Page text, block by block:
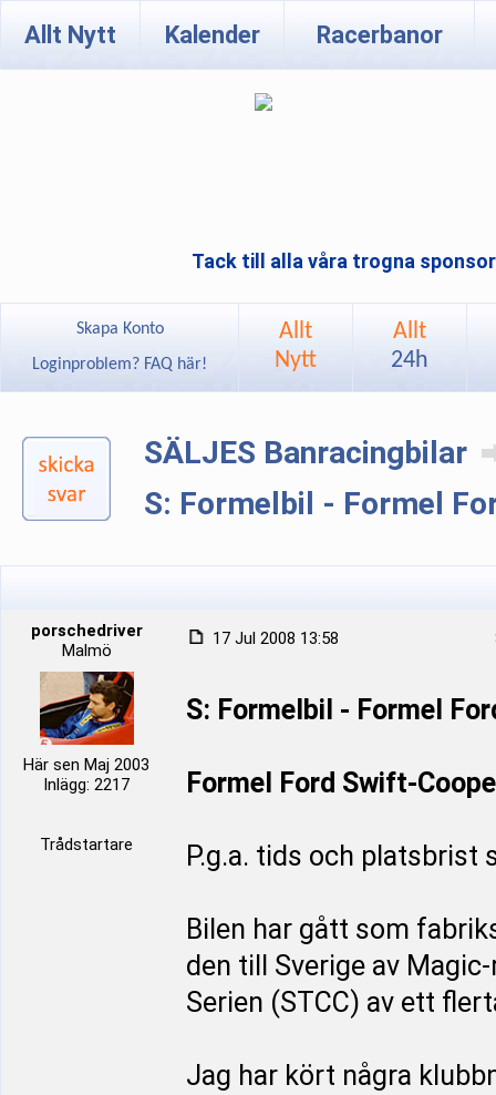
Allt Nytt Kalender Racerbanor
Tack till alla våra trogna
Skapa Konto
Loginproblem? FAQ här!
Allt
Nytt
Allt
24h
SÄLJES Banracingbilar
S: Formelbil - Formel
porschedriver
Malmö
Här sen Maj 2003
Inlägg: 2217
Trådstartare
17 Jul 2008 13:58
S: Formelbil - Formel
Formel Ford Swift-
P.g.a. tids och platsbrist
Bilen har gått som
den till Sverige av
Serien (STCC) av ett
Jag har kört några